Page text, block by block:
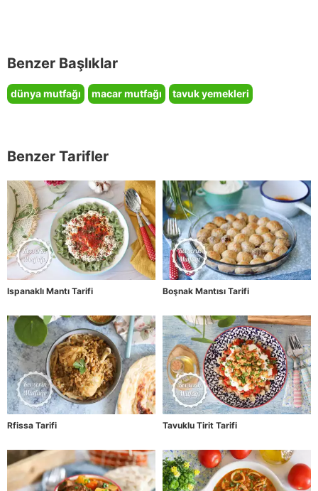
Benzer Başlıklar
dünya mutfağı macar mutfağı tavuk yemekleri
Benzer Tarifler
Ispanaklı Mantı Tarifi Boşnak Mantısı Tarifi
Rfissa Tarifi Tavuklu Tirit Tarifi